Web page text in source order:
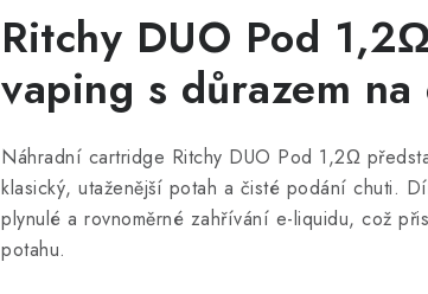
Ritchy DUO Pod
vaping s důrazem
Náhradní cartridge Ritchy DUO Pod 1,2Ω
klasický, utaženější potah a čisté podání chuti.
plynulé a rovnoměrné zahřívání e-liquidu, což
potahu.